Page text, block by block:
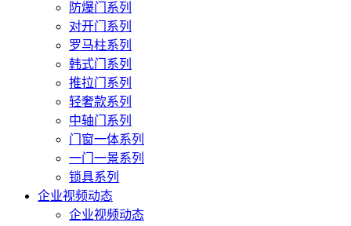
防爆门系列
对开门系列
罗马柱系列
韩式门系列
推拉门系列
轻奢款系列
中轴门系列
门窗一体系列
一门一景系列
锁具系列
企业视频动态
企业视频动态